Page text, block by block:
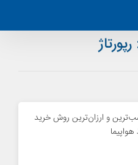
رپورتاژ
و ارزان‌ترین روش خرید